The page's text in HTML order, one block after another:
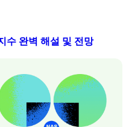
수 완벽 해설 및 전망